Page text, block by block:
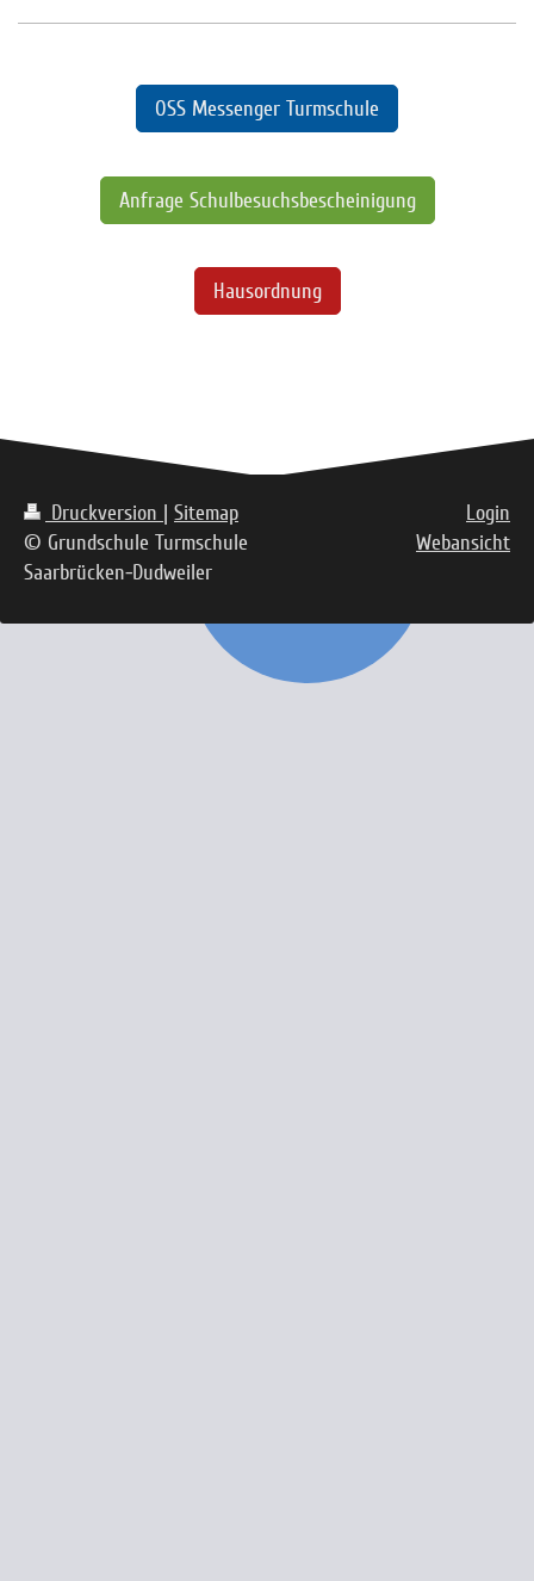
OSS Messenger Turmschule
Anfrage Schulbesuchsbescheinigung
Hausordnung
Druckversion | Sitemap
© Grundschule Turmschule
Saarbrücken-Dudweiler
Login
Webansicht